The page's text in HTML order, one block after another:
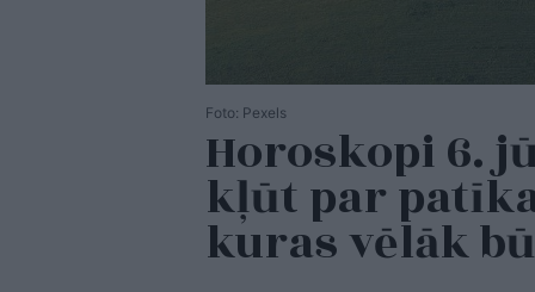
Foto: Pexels
Horoskopi 6.
kļūt par
kuras vēlāk